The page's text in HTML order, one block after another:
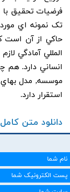
فرضيات تحقيق با
تک نمونه اي
حاکي از آن است
المللي آمادگي
انساني دارد. هم
موسسه, مدل
استقرار دارد.
دانلود متن کامل